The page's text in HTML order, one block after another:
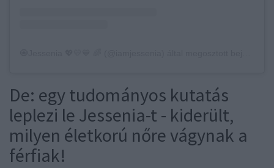
De: egy tudományos kutatás
leplezi le Jessenia-t - kiderült,
milyen életkorú nőre vágynak a
férfiak!